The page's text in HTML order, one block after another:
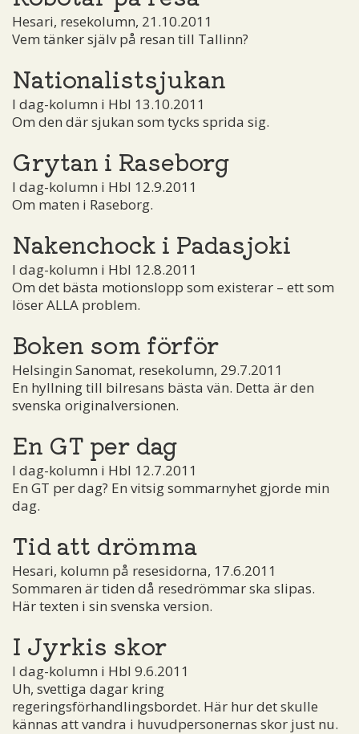
Hesari, resekolumn, 21.10.2011
Vem tänker själv på resan till Tallinn?
Nationalistsjukan
I dag-kolumn i Hbl 13.10.2011
Om den där sjukan som tycks sprida sig.
Grytan i Raseborg
I dag-kolumn i Hbl 12.9.2011
Om maten i Raseborg.
Nakenchock i Padasjoki
I dag-kolumn i Hbl 12.8.2011
Om det bästa motionslopp som existerar – ett som
löser ALLA problem.
Boken som förför
Helsingin Sanomat, resekolumn, 29.7.2011
En hyllning till bilresans bästa vän. Detta är den
svenska originalversionen.
En GT per dag
I dag-kolumn i Hbl 12.7.2011
En GT per dag? En vitsig sommarnyhet gjorde min
dag.
Tid att drömma
Hesari, kolumn på resesidorna, 17.6.2011
Sommaren är tiden då resedrömmar ska slipas.
Här texten i sin svenska version.
I Jyrkis skor
I dag-kolumn i Hbl 9.6.2011
Uh, svettiga dagar kring
regeringsförhandlingsbordet. Här hur det skulle
kännas att vandra i huvudpersonernas skor just nu.